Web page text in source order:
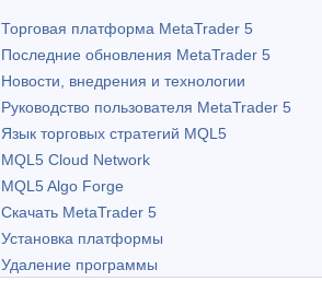
Торговая платформа MetaTrader 5
Последние обновления MetaTrader 5
Новости, внедрения и технологии
Руководство пользователя MetaTrader 5
Язык торговых стратегий MQL5
MQL5 Cloud Network
MQL5 Algo Forge
Скачать MetaTrader 5
Установка платформы
Удаление программы